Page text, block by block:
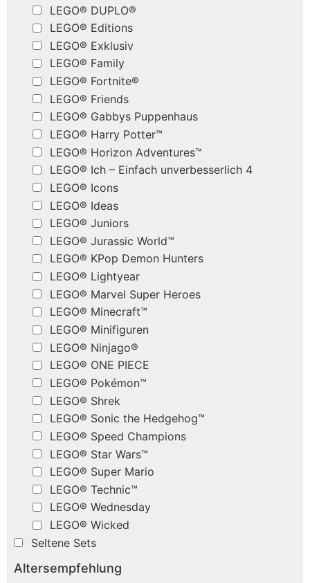
LEGO® DUPLO®
LEGO® Editions
LEGO® Exklusiv
LEGO® Family
LEGO® Fortnite®
LEGO® Friends
LEGO® Gabbys Puppenhaus
LEGO® Harry Potter™
LEGO® Horizon Adventures™
LEGO® Ich – Einfach unverbesserlich 4
LEGO® Icons
LEGO® Ideas
LEGO® Juniors
LEGO® Jurassic World™
LEGO® KPop Demon Hunters
LEGO® Lightyear
LEGO® Marvel Super Heroes
LEGO® Minecraft™
LEGO® Minifiguren
LEGO® Ninjago®
LEGO® ONE PIECE
LEGO® Pokémon™
LEGO® Shrek
LEGO® Sonic the Hedgehog™
LEGO® Speed Champions
LEGO® Star Wars™
LEGO® Super Mario
LEGO® Technic™
LEGO® Wednesday
LEGO® Wicked
Seltene Sets
Altersempfehlung